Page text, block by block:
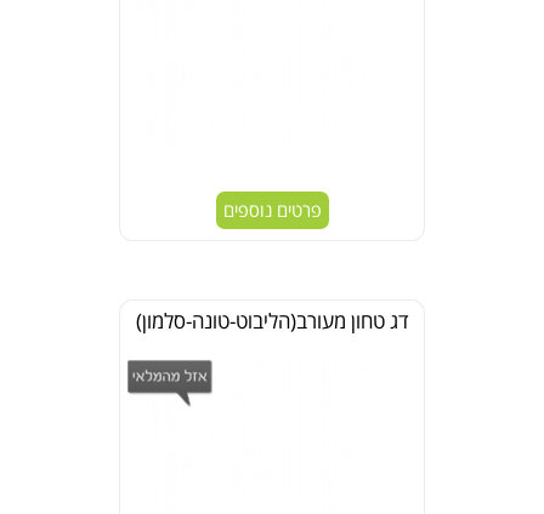
פרטים נוספים
דג טחון מעורב(הליבוט-טונה-סלמון)